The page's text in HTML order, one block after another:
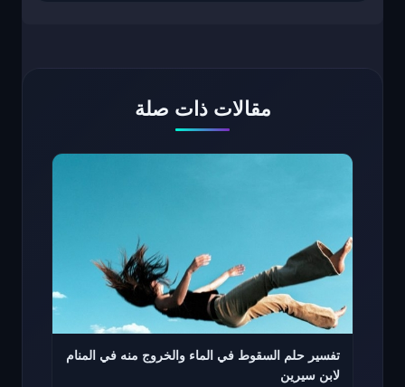
مقالات ذات صلة
تفسير حلم السقوط في الماء والخروج منه في المنام
لابن سيرين